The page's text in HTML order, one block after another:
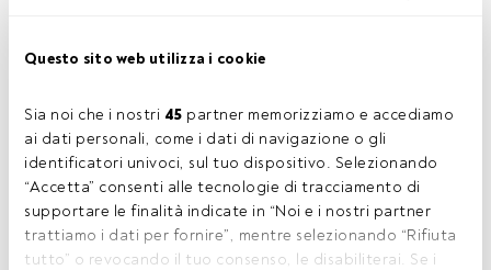
Questo sito web utilizza i cookie
Sia noi che i nostri 45 partner memorizziamo e accediamo
ai dati personali, come i dati di navigazione o gli
identificatori univoci, sul tuo dispositivo. Selezionando
“Accetta” consenti alle tecnologie di tracciamento di
supportare le finalità indicate in “Noi e i nostri partner
trattiamo i dati per fornire”, mentre selezionando “Rifiuta
tutto” o revocando il tuo consenso, le disabiliterai. Se i